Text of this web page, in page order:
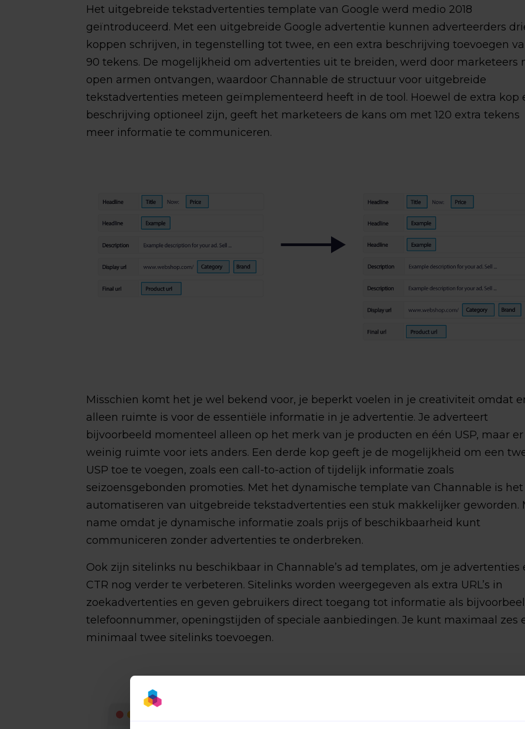
Het uitgebreide tekstadvertenties template van Google werd medio 2018
geïntroduceerd. Met een uitgebreide Google advertentie kunnen adverteerders
koppen schrijven, in tegenstelling tot twee, en een extra beschrijving toevoegen
90 tekens. De mogelijkheid om advertenties uit te breiden, werd door marketeers
open armen ontvangen, waardoor Channable de structuur voor uitgebreide
tekstadvertenties meteen geïmplementeerd heeft in de tool. Hoewel de extra kop
beschrijving optioneel zijn, geeft het marketeers de kans om met 120 extra tekens
meer informatie te communiceren.
Misschien komt het je wel bekend voor, je beperkt voelen in je creativiteit omdat
alleen ruimte is voor de essentiële informatie in je advertentie. Je adverteert
bijvoorbeeld momenteel alleen op het merk van je producten en één USP, maar er
weinig ruimte voor iets anders. Een derde kop geeft je de mogelijkheid om een
USP toe te voegen, zoals een call-to-action of tijdelijk informatie zoals
seizoensgebonden promoties. Met het dynamische template van Channable is het
automatiseren van uitgebreide tekstadvertenties een stuk makkelijker geworden.
name omdat je dynamische informatie zoals prijs of beschikbaarheid kunt
communiceren zonder advertenties te onderbreken.
Ook zijn sitelinks nu beschikbaar in Channable’s ad templates, om je advertenties
CTR nog verder te verbeteren. Sitelinks worden weergegeven als extra URL’s in
zoekadvertenties en geven gebruikers direct toegang tot informatie als
telefoonnummer, openingstijden of speciale aanbiedingen. Je kunt maximaal zes
minimaal twee sitelinks toevoegen.